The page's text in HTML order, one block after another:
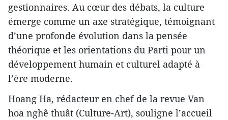
gestionnaires. Au cœur des débats, la culture
émerge comme un axe stratégique, témoignant
d’une profonde évolution dans la pensée
théorique et les orientations du Parti pour un
développement humain et culturel adapté à
l’ère moderne.
Hoang Ha, rédacteur en chef de la revue Van
hoa nghê thuât (Culture-Art), souligne l’accueil